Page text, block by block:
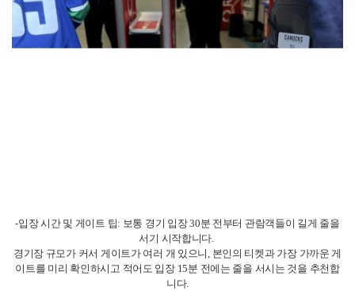
-입장 시간 및 게이트 팁: 보통 경기 입장 30분 전부터 관람객들이 길게 줄을
서기 시작합니다.
경기장 규모가 커서 게이트가 여러 개 있으니, 본인의 티켓과 가장 가까운 게
이트를 미리 확인하시고 적어도 입장 15분 전에는 줄을 서시는 것을 추천합
니다.